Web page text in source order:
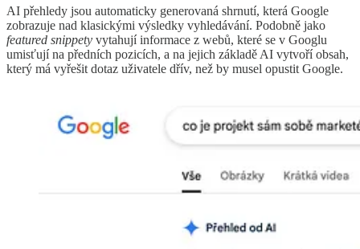
AI přehledy jsou automaticky generovaná shrnutí, která Google
zobrazuje nad klasickými výsledky vyhledávání. Podobně jako
featured snippety vytahují informace z webů, které se v Googlu
umisťují na předních pozicích, a na jejich základě AI vytvoří obsah,
který má vyřešit dotaz uživatele dřív, než by musel opustit Google.